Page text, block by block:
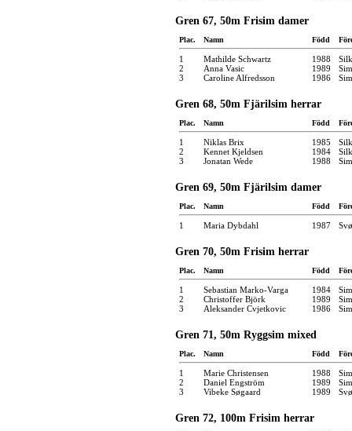
Gren 67, 50m Frisim damer
Plac. Namn Född
1 Mathilde Schwartz 1988
2
Anna Vasic 1989
3
Caroline Alfredsson 1986
Gren 68, 50m Fjärilsim herrar
Plac. Namn Född
1 Niklas Brix 1985
2
Kennet Kjeldsen 1984
3
Jonatan Wede 1988
Gren 69, 50m Fjärilsim damer
Plac. Namn Född
1 Maria Dybdahl 1987
Gren 70, 50m Frisim herrar
Plac. Namn Född
1 Sebastian Marko-Varga 1984
2
Christoffer Björk 1989
3
Aleksander Cvjetkovic 1986
Gren 71, 50m Ryggsim mixed
Plac. Namn Född
1 Marie Christensen 1988
2
Daniel Engström 1989
3
Vibeke Søgaard 1989
Gren 72, 100m Frisim herrar